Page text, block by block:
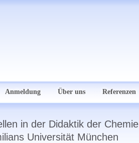
Anmeldung Über uns Referenzen
in der Didaktik der Chemie
Universität München